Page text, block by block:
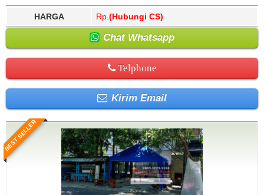
HARGA Rp. (Hubungi CS)
Chat Whatsapp
Telphone
Kirim Email
BEST SELLER